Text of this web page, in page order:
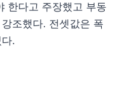
한다고 주장했고 부동
조했다. 전셋값은 폭
.